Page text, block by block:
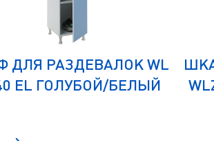
ДЛЯ РАЗДЕВАЛОК WL
EL ГОЛУБОЙ/БЕЛЫЙ